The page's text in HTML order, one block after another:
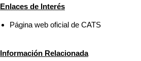
Enlaces de Interés
Página web oficial de CATS
Información Relacionada